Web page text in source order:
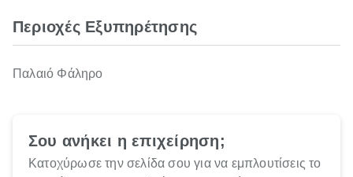
Περιοχές Εξυπηρέτησης
Παλαιό Φάληρο
Σου ανήκει η επιχείρηση;
Κατοχύρωσε την σελίδα σου για να εμπλουτίσεις το